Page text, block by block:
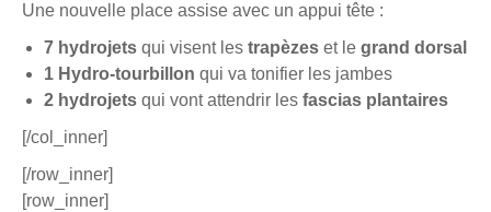
Une nouvelle place assise avec un appui tête :
7 hydrojets qui visent les trapèzes et le grand dorsal
1 Hydro-tourbillon qui va tonifier les jambes
2 hydrojets qui vont attendrir les fascias plantaires
[/col_inner]
[/row_inner]
[row_inner]